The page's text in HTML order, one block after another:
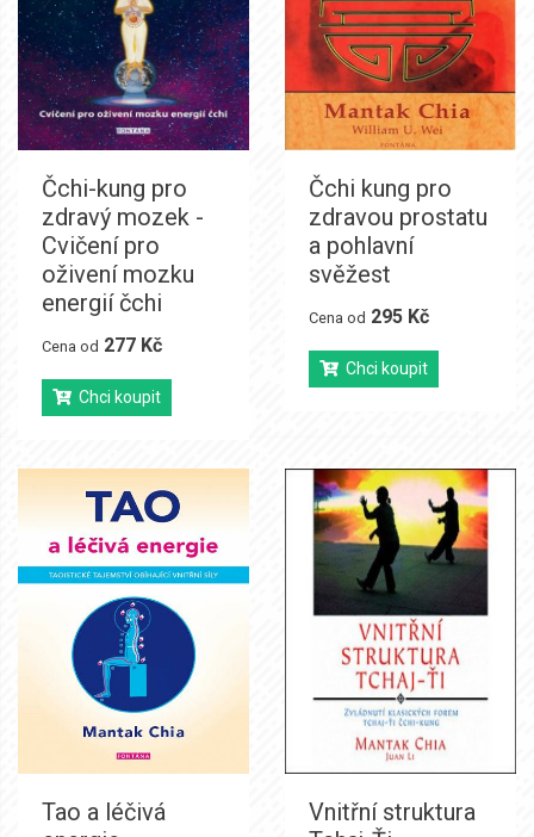
Čchi-kung pro
zdravý mozek -
Cvičení pro
oživení mozku
energií čchi
Cena od 277 Kč
Chci koupit
Čchi kung pro
zdravou prostatu
a pohlavní
svěžest
Cena od 295 Kč
Chci koupit
Tao a léčivá
Vnitřní struktura